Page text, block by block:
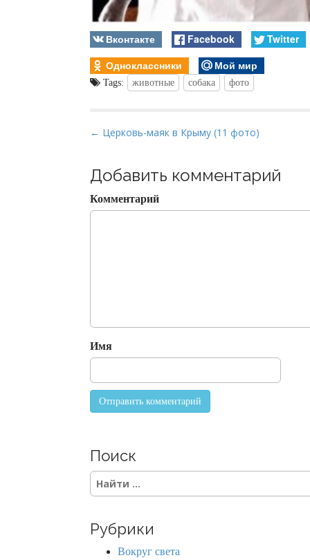
Вконтакте Facebook
Twitter
Одноклассники
Мой мир
Tags: животные собака фото
P
s
t
n
i
o
← Церковь-маяк в Крыму (11 фото)
Добавить комментарий
Комментарий
Имя
Поиск
S
e
c
Рубрики
Вокруг света